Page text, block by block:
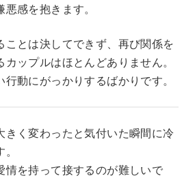
感を抱きます。
ことは決してできず、再び関係を
ップルはほとんどありません。
動にがっかりするばかりです。
きく変わったと気付いた瞬間に冷
情を持って接するのが難しいで